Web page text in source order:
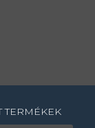
TERMÉKEK